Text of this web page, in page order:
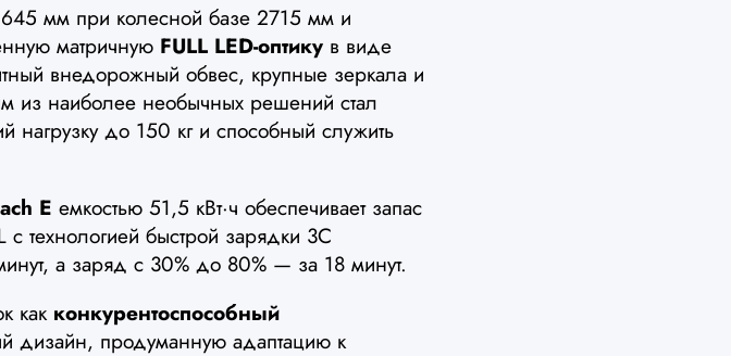
мм при колесной базе 2715 мм и
матричную FULL LED-оптику в виде
внедорожный обвес, крупные зеркала и
из наиболее необычных решений стал
до 150 кг и способный служить
E емкостью 51,5 кВт·ч обеспечивает запас
технологией быстрой зарядки 3C
а заряд с 30% до 80% — за 18 минут.
как конкурентоспособный
дизайн, продуманную адаптацию к